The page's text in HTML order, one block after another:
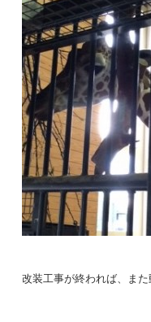
改装工事が終われば、また